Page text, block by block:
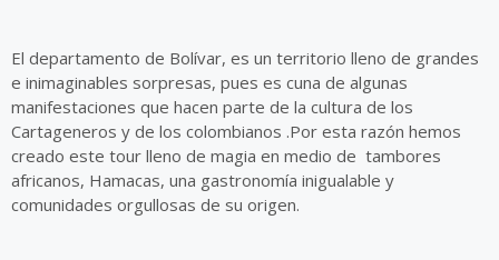
El departamento de Bolívar, es un territorio lleno de grandes
e inimaginables sorpresas, pues es cuna de algunas
manifestaciones que hacen parte de la cultura de los
Cartageneros y de los colombianos .Por esta razón hemos
creado este tour lleno de magia en medio de tambores
africanos, Hamacas, una gastronomía inigualable y
comunidades orgullosas de su origen.